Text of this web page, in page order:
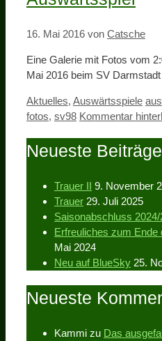
16. Mai 2016 von Catsche
Eine Galerie mit Fotos vom
Mai 2016 beim SV
Kategorien
Aktuelles, Auswärtsspiele
fotos, sv98 Kommentar
Neueste Beiträge
Trauer II 9. November
Trauer 29. Juli 2025
Saisonabschluss 2024/
Erfreuliches zum Ende
Mai 2024
Neu auf BlueSky 25.
Neueste
Kammi zu Das